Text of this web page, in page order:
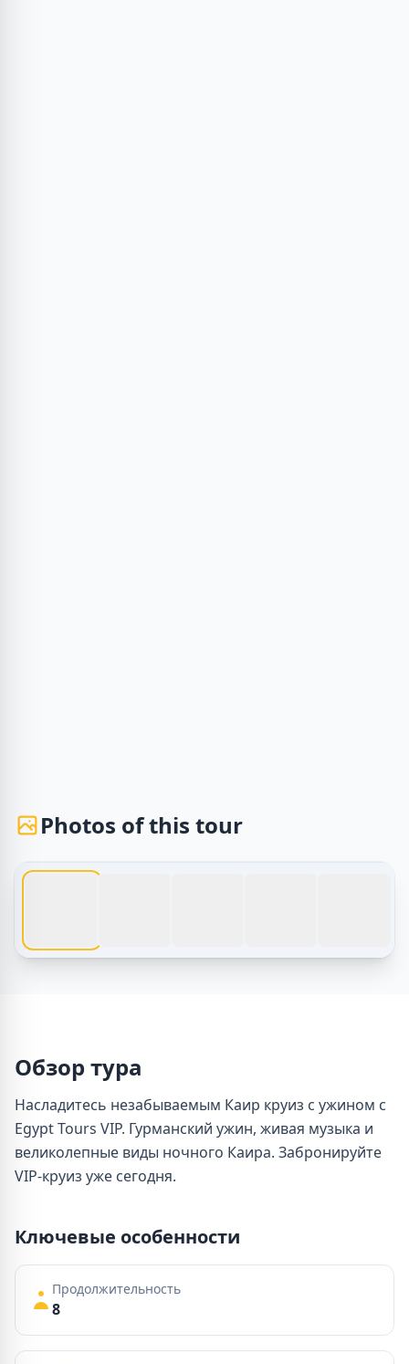
Photos of this tour
Туры по Египту – Каир круиз с ужином с Egypt
Обзор тура
Насладитесь незабываемым Каир круиз с ужином с
Egypt Tours VIP. Гурманский ужин, живая музыка и
великолепные виды ночного Каира. Забронируйте
VIP-круиз уже сегодня.
Ключевые особенности
Продолжительность
8